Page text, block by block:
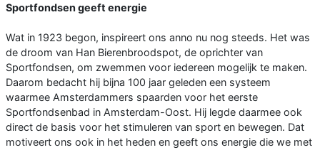
Sportfondsen geeft energie
Wat in 1923 begon, inspireert ons anno nu nog steeds. Het was
de droom van Han Bierenbroodspot, de oprichter van
Sportfondsen, om zwemmen voor iedereen mogelijk te maken.
Daarom bedacht hij bijna 100 jaar geleden een systeem
waarmee Amsterdammers spaarden voor het eerste
Sportfondsenbad in Amsterdam-Oost. Hij legde daarmee ook
direct de basis voor het stimuleren van sport en bewegen. Dat
motiveert ons ook in het heden en geeft ons energie die we met